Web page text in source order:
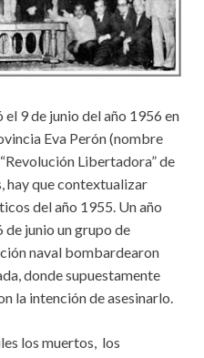
9 de junio del año 1956 en
Eva Perón (nombre
Libertadora” de
hay que contextualizar
del año 1955. Un año
de junio un grupo de
naval bombardearon
donde supuestamente
la intención de asesinarlo.
los muertos, los